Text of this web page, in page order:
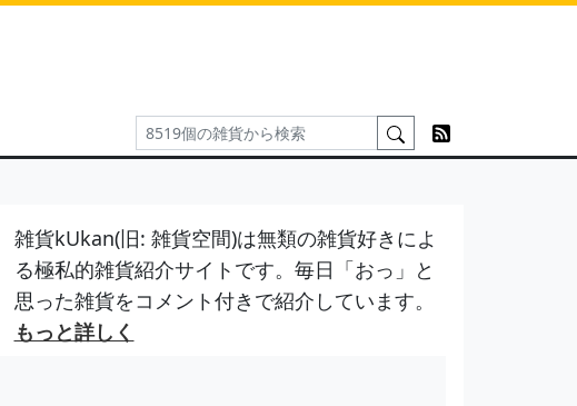
雑貨kUkan(旧: 雑貨空間)は無類の雑貨好きによ
る極私的雑貨紹介サイトです。毎日「おっ」と
思った雑貨をコメント付きで紹介しています。
もっと詳しく